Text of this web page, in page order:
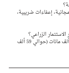
إعفاءات ضريبية،
الزراعي؟
بشراء عقار بقيمة لا تقل عن 100 ألف مانات (حوالي 59 ألف